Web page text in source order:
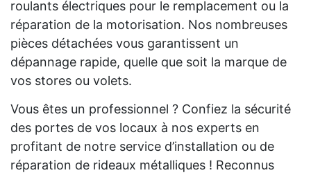
roulants électriques pour le remplacement ou la
réparation de la motorisation. Nos nombreuses
pièces détachées vous garantissent un
dépannage rapide, quelle que soit la marque de
vos stores ou volets.
Vous êtes un professionnel ? Confiez la sécurité
des portes de vos locaux à nos experts en
profitant de notre service d’installation ou de
réparation de rideaux métalliques ! Reconnus